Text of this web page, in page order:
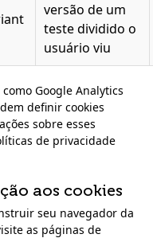
versão de um
teste dividido o
usuário viu
Google Analytics
definir cookies
sobre esses
de privacidade
aos cookies
seu navegador da
as páginas de